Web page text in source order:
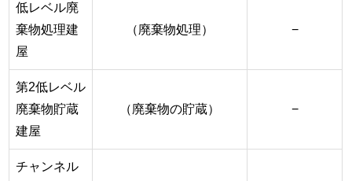
低レベル廃
棄物処理建
屋
（廃棄物処理） −
第2低レベル
廃棄物貯蔵
建屋
（廃棄物の貯蔵） −
チャンネル